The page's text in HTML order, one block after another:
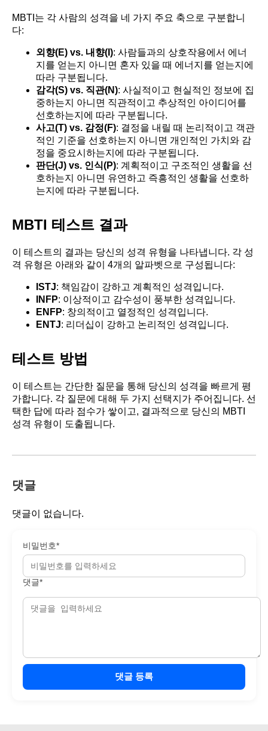
MBTI는 각 사람의 성격을 네 가지 주요 축으로 구분합니
다:
외향(E) vs. 내향(I): 사람들과의 상호작용에서 에너
지를 얻는지 아니면 혼자 있을 때 에너지를 얻는지에
따라 구분됩니다.
감각(S) vs. 직관(N): 사실적이고 현실적인 정보에 집
중하는지 아니면 직관적이고 추상적인 아이디어를
선호하는지에 따라 구분됩니다.
사고(T) vs. 감정(F): 결정을 내릴 때 논리적이고 객관
적인 기준을 선호하는지 아니면 개인적인 가치와 감
정을 중요시하는지에 따라 구분됩니다.
판단(J) vs. 인식(P): 계획적이고 구조적인 생활을 선
호하는지 아니면 유연하고 즉흥적인 생활을 선호하
는지에 따라 구분됩니다.
MBTI 테스트 결과
이 테스트의 결과는 당신의 성격 유형을 나타냅니다. 각 성
격 유형은 아래와 같이 4개의 알파벳으로 구성됩니다:
ISTJ: 책임감이 강하고 계획적인 성격입니다.
INFP: 이상적이고 감수성이 풍부한 성격입니다.
ENFP: 창의적이고 열정적인 성격입니다.
ENTJ: 리더십이 강하고 논리적인 성격입니다.
테스트 방법
이 테스트는 간단한 질문을 통해 당신의 성격을 빠르게 평
가합니다. 각 질문에 대해 두 가지 선택지가 주어집니다. 선
택한 답에 따라 점수가 쌓이고, 결과적으로 당신의 MBTI
성격 유형이 도출됩니다.
댓글
댓글이 없습니다.
비밀번호*
댓글*
댓글 등록